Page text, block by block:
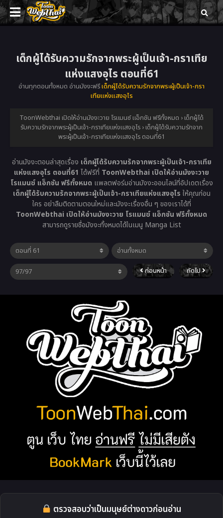
เด็กผู้ได้รับความรักจากพระผู้เป็นเจ้า-กราเทีย
แห่งแสงอุไร ตอนที่61
อ่านทุกตอนทั้งหมด อ่านมังงะฟรีเด็กผู้ได้รับความรักจากพระผู้เป็นเจ้า-กรา
เทียแห่งแสงอุไร
ToonWebthai เปิดให้อ่านมังงะวาย โรแมนซ์ แอ็กชัน ฟรีทั้งหมด › เด็กผู้ได้
รับความรักจากพระผู้เป็นเจ้า-กราเทียแห่งแสงอุไร › เด็กผู้ได้รับความรักจาก
พระผู้เป็นเจ้า-กราเทียแห่งแสงอุไร ตอนที่61
อ่านมังงะตอนล่าสุดเรื่อง เด็กผู้ได้รับความรักจากพระผู้เป็นเจ้า-กราเทีย
แห่งแสงอุไร ตอนที่61 ได้ฟรีที่ ToonWebthai เปิดให้อ่านมังงะวาย
โรแมนซ์ แอ็กชัน ฟรีทั้งหมด แพลตฟอร์มอ่านมังงะออนไลน์ที่อัปเดตเรื่อง
เด็กผู้ได้รับความรักจากพระผู้เป็นเจ้า-กราเทียแห่งแสงอุไร ให้คุณก่อน
ใคร อย่าลืมติดตามตอนใหม่และมังงะเรื่องอื่น ๆ ของเราได้ที่
ToonWebthai เปิดให้อ่านมังงะวาย โรแมนซ์ แอ็กชัน ฟรีทั้งหมด
สามารถดูรายชื่อมังงะทั้งหมดได้ในเมนู Manga List
ก่อนหน้า ถัดไป
ตรวจสอบว่าเป็นมนุษย์ต่างดาวก่อนอ่าน